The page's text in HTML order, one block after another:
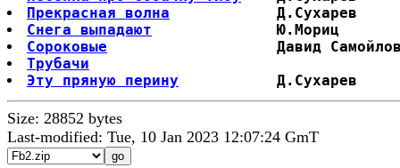
Прекрасная волна
Снега выпадают
Сороковые
Трубачи
Эту пряную перину
Size: 28852 bytes
Last-modified: Tue, 10 Jan 2023 12:07:24 GmT